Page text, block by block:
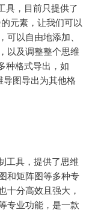
具，目前只提供了
元素，让我们可以
可以自由地添加、
以及调整整个思维
种格式导出，如
图导出为其他格
工具，提供了思维
和矩阵图等多种专
十分高效且强大，
专业功能，是一款